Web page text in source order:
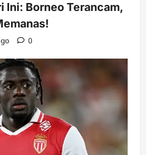
Ini: Borneo Terancam,
0